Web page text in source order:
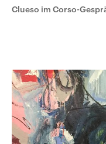
Clueso im Corso-